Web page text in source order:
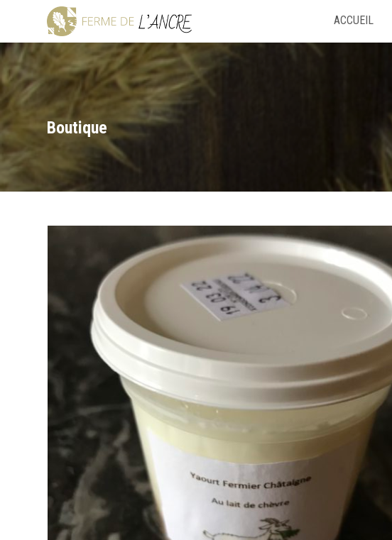
ACCUEIL
Boutique